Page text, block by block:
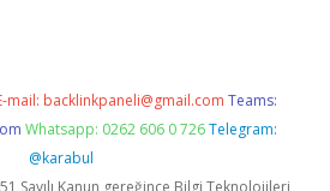
mail: backlinkpaneli@gmail.com Teams:
Whatsapp: 0262 606 0 726 Telegram:
@karabul
Sayılı Kanun gereğince Bilgi Teknolojileri